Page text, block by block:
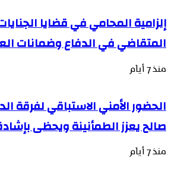
إلزامية المحامي في قضايا
المتقاضي في الدفاع وضمانات
منذ 7 أيام
الحضور الأمني الاستباقي لفرقة
صالح يعزز الطمأنينة ويحظى
منذ 7 أيام